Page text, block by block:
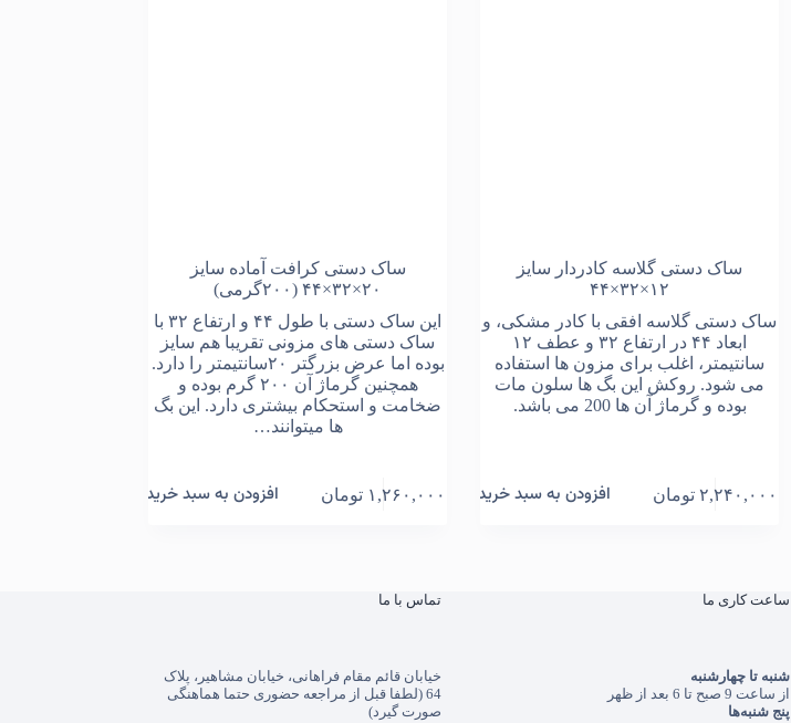
ساک دستی گلاسه کادردار سایز
۱۲×۳۲×۴۴
ساک دستی گلاسه افقی با کادر مشکی، و
ابعاد ۴۴ در ارتفاع ۳۲ و عطف ۱۲
سانتیمتر، اغلب برای مزون ها استفاده
می شود. روکش این بگ ها سلون مات
بوده و گرماژ آن ها 200 می باشد.
۲,۲۴۰,۰۰۰ تومان افزودن به سبد خرید
ساک دستی کرافت آماده سایز
۲۰×۳۲×۴۴ (۲۰۰گرمی)
این ساک دستی با طول ۴۴ و ارتفاع ۳۲ با
ساک دستی های مزونی تقریبا هم سایز
بوده اما عرض بزرگتر ۲۰سانتیمتر را دارد.
همچنین گرماژ آن ۲۰۰ گرم بوده و
ضخامت و استحکام بیشتری دارد. این بگ
ها میتوانند…
۱,۲۶۰,۰۰۰ تومان افزودن به سبد خرید
ساعت کاری ما
شنبه تا چهارشنبه
از ساعت 9 صبح تا 6 بعد از ظهر
پنج شنبه‌ها
تماس با ما
خیابان قائم مقام فراهانی، خیابان مشاهیر، پلاک
64 (لطفا قبل از مراجعه حضوری حتما هماهنگی
صورت گیرد)